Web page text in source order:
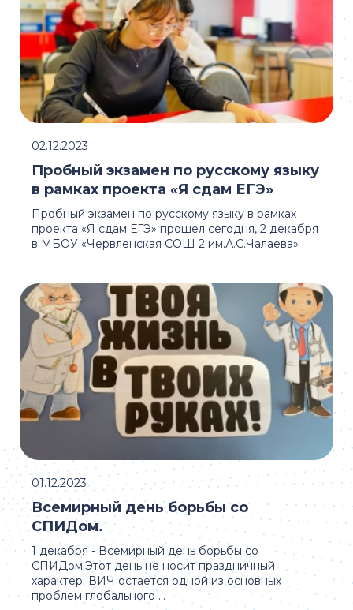
Пробный экзамен по русскому языку в рамках
проекта «Я сдам ЕГЭ» прошел сегодня, 2 декабря
в МБОУ «Червленская СОШ 2 им.А.С.Чалаева» .
Пробный экзамен по русскому языку
в рамках проекта «Я сдам ЕГЭ»
02.12.2023
1 декабря - Всемирный день борьбы со
СПИДом.Этот день не носит праздничный
характер. ВИЧ остается одной из основных
проблем глобального ...
Всемирный день борьбы со
СПИДом.
01.12.2023